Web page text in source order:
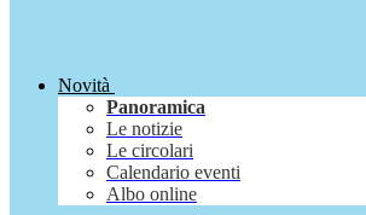
Novità
Panoramica
Le notizie
Le circolari
Calendario eventi
Albo online